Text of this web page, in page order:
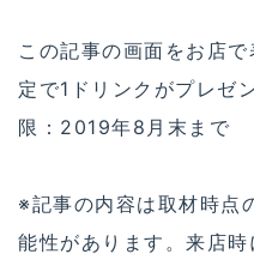
この記事の画面をお店
定で1ドリンクがプレゼ
限：2019年8月末まで
※記事の内容は取材時点
能性があります。来店